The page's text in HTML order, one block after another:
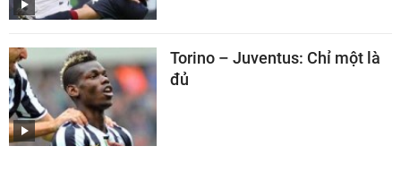
Torino – Juventus: Chỉ một là
đủ